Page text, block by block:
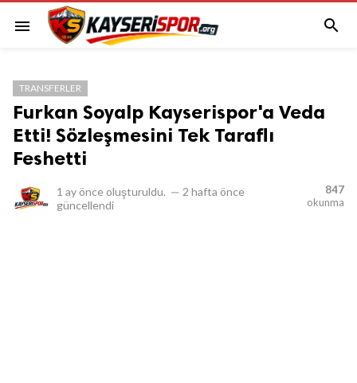
menu 
TRANSFERLER
Furkan Soyalp Kayserispor'a Veda
Etti! Sözleşmesini Tek Taraflı
Feshetti
1 ay önce oluşturuldu. — 2 hafta önce
güncellendi
847
okunma